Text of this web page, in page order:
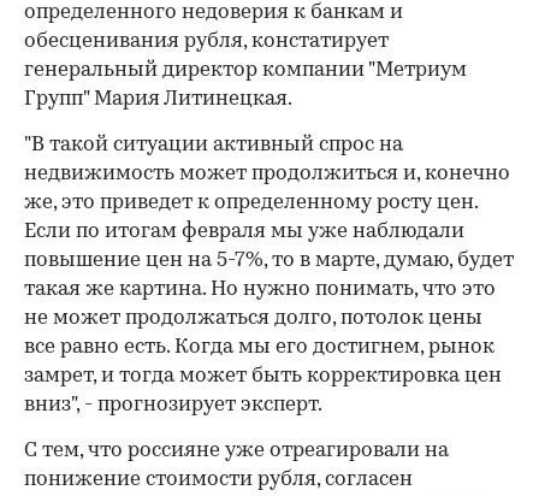
определенного недоверия к банкам и
обесценивания рубля, констатирует
генеральный директор компании "Метриум
Групп" Мария Литинецкая.
"В такой ситуации активный спрос на
недвижимость может продолжиться и, конечно
же, это приведет к определенному росту цен.
Если по итогам февраля мы уже наблюдали
повышение цен на 5-7%, то в марте, думаю, будет
такая же картина. Но нужно понимать, что это
не может продолжаться долго, потолок цены
все равно есть. Когда мы его достигнем, рынок
замрет, и тогда может быть корректировка цен
вниз", - прогнозирует эксперт.
С тем, что россияне уже отреагировали на
понижение стоимости рубля, согласен